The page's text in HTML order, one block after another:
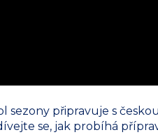
sezony připravuje s
se, jak probíhá